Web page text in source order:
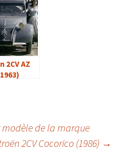
2CV AZ
modèle de la marque
2CV Cocorico (1986) →